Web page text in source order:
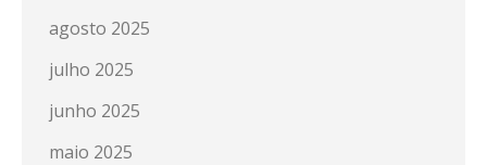
agosto 2025
julho 2025
junho 2025
maio 2025